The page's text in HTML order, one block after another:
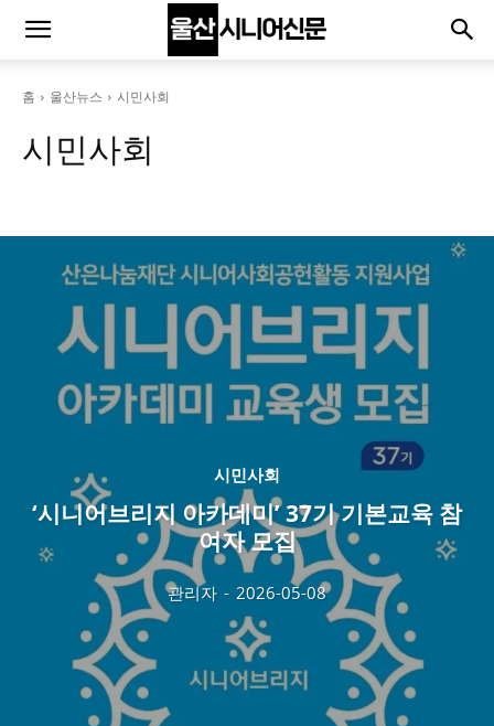
홈 울산뉴스 시민사회
시민사회
시민사회
‘시니어브리지 아카데미’ 37기 기본교육 참
여자 모집
관리자 - 2026-05-08